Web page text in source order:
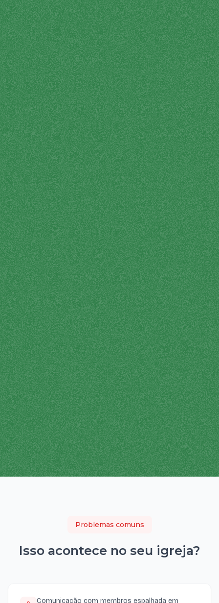
Problemas comuns
Isso acontece no seu igreja?
Comunicação com membros espalhada em